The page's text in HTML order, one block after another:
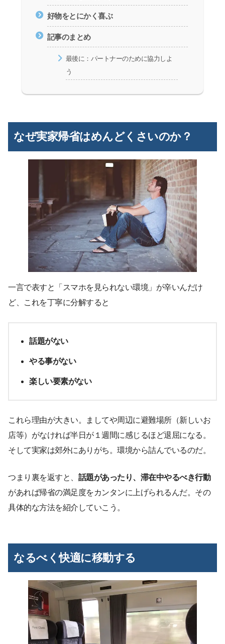
好物をとにかく喜ぶ
記事のまとめ
最後に：パートナーのために協力しよ
う
なぜ実家帰省はめんどくさいのか？
一言で表すと「スマホを見られない環境」が辛いんだけ
ど、これを丁寧に分解すると
話題がない
やる事がない
楽しい要素がない
これら理由が大きい。ましてや周辺に避難場所（新しいお
店等）がなければ半日が１週間に感じるほど退屈になる。
そして実家は郊外にありがち。環境から詰んでいるのだ。
つまり裏を返すと、 話題があったり、滞在中やるべき行動
があれば帰省の満足度をカンタンに上げられるんだ。その
具体的な方法を紹介していこう。
なるべく快適に移動する